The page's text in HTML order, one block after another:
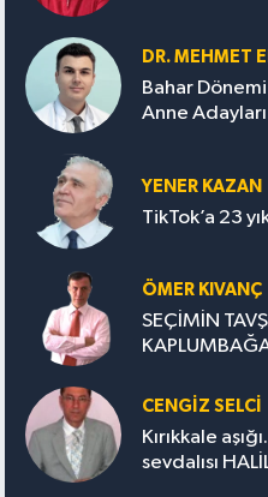
DR. MEHMET
Bahar
Anne
YENER KAZAN
TikTok’a 23
ÖMER KIVANÇ
SEÇİMİN
CENGİZ SELCİ
Kırıkkale
sevdalısı